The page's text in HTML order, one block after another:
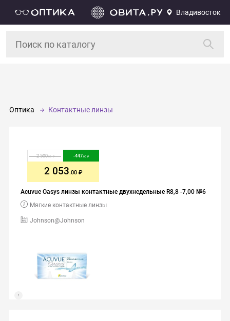
Владивосток
Оптика Контактные линзы
Acuvue Oasys линзы контактные двухнедельные R8,8 -7,00 №6
Johnson@Johnson
Мягкие контактные линзы
2 500.00 -447.00
2 053.00